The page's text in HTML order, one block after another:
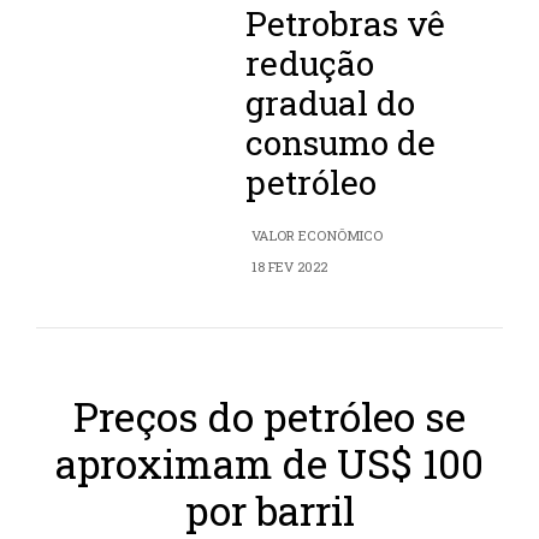
Petrobras vê
redução
gradual do
consumo de
petróleo
VALOR ECONÔMICO
18 FEV 2022
Preços do petróleo se
aproximam de US$ 100
por barril